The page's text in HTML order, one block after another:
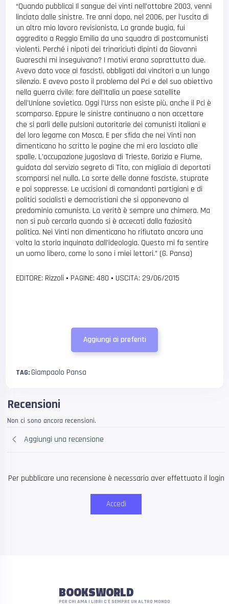
“Quando pubblicai Il sangue dei vinti nell’ottobre 2003, venni
linciato dalle sinistre. Tre anni dopo, nel 2006, per l’uscita di
un altro mio lavoro revisionista, La grande bugia, fui
aggredito a Reggio Emilia da una squadra di postcomunisti
violenti. Perché i nipoti dei trinariciuti dipinti da Giovanni
Guareschi mi inseguivano? I motivi erano soprattutto due.
Avevo dato voce ai fascisti, obbligati dai vincitori a un lungo
silenzio. E avevo posto il problema del Pci e del suo obiettivo
nella guerra civile: fare dell’Italia un paese satellite
dell’Unione sovietica. Oggi l’Urss non esiste più, anche il Pci è
scomparso. Eppure le sinistre continuano a non accettare
che si parli delle pulsioni autoritarie dei comunisti italiani e
del loro legame con Mosca. E per sfida che nei Vinti non
dimenticano ho scritto le pagine che mi ero lasciato alle
spalle. L’occupazione jugoslava di Trieste, Gorizia e Fiume,
guidata dal servizio segreto di Tito, con migliaia di deportati
scomparsi nel nulla. La sorte delle donne fasciste, stuprate
e poi soppresse. Le uccisioni di comandanti partigiani e di
politici socialisti e democristiani che si opponevano al
predominio comunista. La verità è sempre una chimera. Ma
non si può cercarla quando si è accecati dalla faziosità
politica. Nei Vinti non dimenticano ho rifiutato ancora una
volta la storia inquinata dall’ideologia. Questo mi fa sentire
un uomo libero, come lo sono i miei lettori.” (G. Pansa)
EDITORE: Rizzoli • PAGINE: 480 • USCITA: 29/06/2015
Aggiungi ai preferiti
TAG:Giampaolo Pansa
Recensioni
Non ci sono ancora recensioni.
Aggiungi una recensione
Per pubblicare una recensione è necessario aver effettuato il login
Accedi
BOOKSWORLD
PER CHI AMA I LIBRI C'È SEMPRE UN ALTRO MONDO